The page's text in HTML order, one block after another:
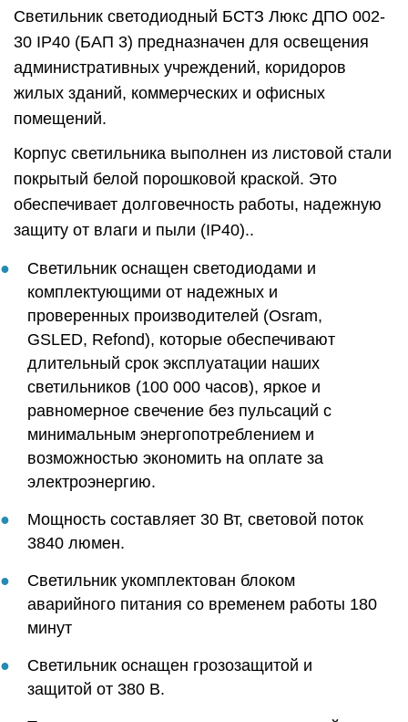
Светильник светодиодный БСТЗ Люкс ДПО 002-
30 IP40 (БАП 3) предназначен для освещения
административных учреждений, коридоров
жилых зданий, коммерческих и офисных
помещений.
Корпус светильника выполнен из листовой стали
покрытый белой порошковой краской. Это
обеспечивает долговечность работы, надежную
защиту от влаги и пыли (IP40)..
Светильник оснащен светодиодами и
комплектующими от надежных и
проверенных производителей (Osram,
GSLED, Refond), которые обеспечивают
длительный срок эксплуатации наших
светильников (100 000 часов), яркое и
равномерное свечение без пульсаций с
минимальным энергопотреблением и
возможностью экономить на оплате за
электроэнергию.
Мощность составляет 30 Вт, световой поток
3840 люмен.
Светильник укомплектован блоком
аварийного питания со временем работы 180
минут
Светильник оснащен грозозащитой и
защитой от 380 В.